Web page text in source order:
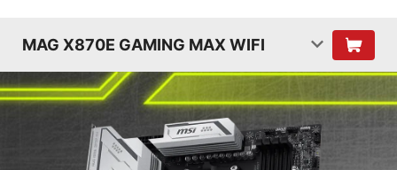
MAG X870E GAMING MAX WIFI